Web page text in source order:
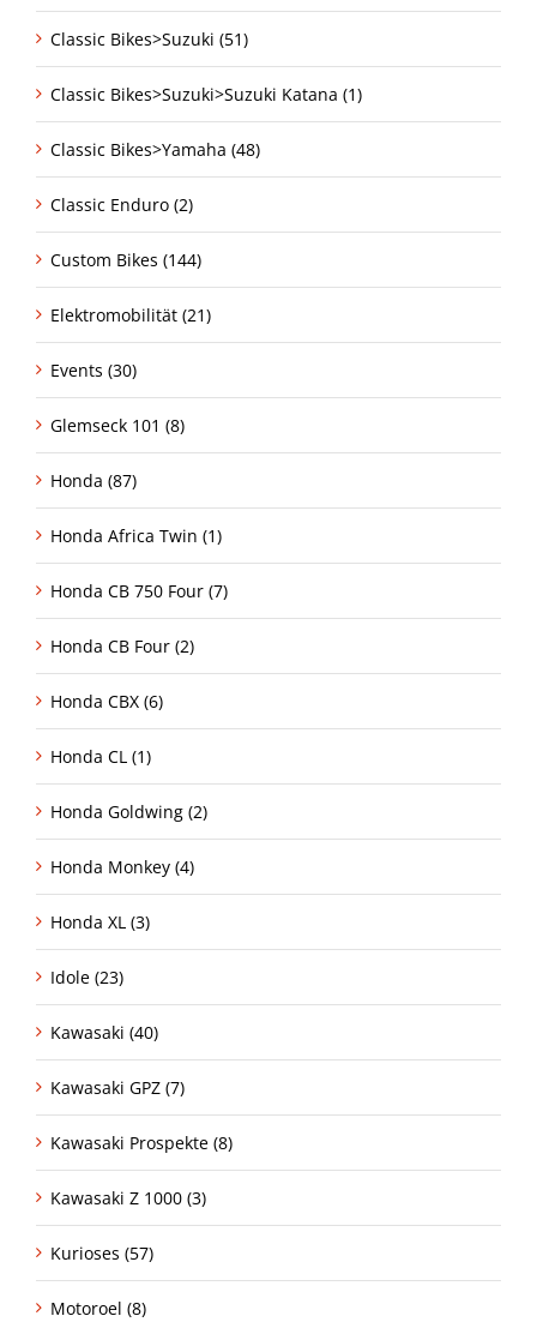
Classic Bikes>Suzuki (51)
Classic Bikes>Suzuki>Suzuki Katana (1)
Classic Bikes>Yamaha (48)
Classic Enduro (2)
Custom Bikes (144)
Elektromobilität (21)
Events (30)
Glemseck 101 (8)
Honda (87)
Honda Africa Twin (1)
Honda CB 750 Four (7)
Honda CB Four (2)
Honda CBX (6)
Honda CL (1)
Honda Goldwing (2)
Honda Monkey (4)
Honda XL (3)
Idole (23)
Kawasaki (40)
Kawasaki GPZ (7)
Kawasaki Prospekte (8)
Kawasaki Z 1000 (3)
Kurioses (57)
Motoroel (8)